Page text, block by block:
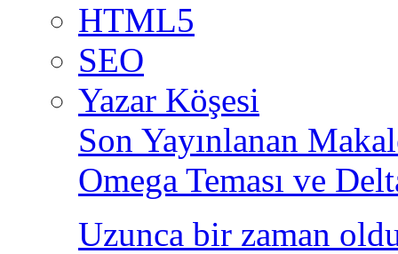
HTML5
SEO
Yazar Köşesi
Son Yayınlanan
Omega Teması ve
Uzunca bir zaman